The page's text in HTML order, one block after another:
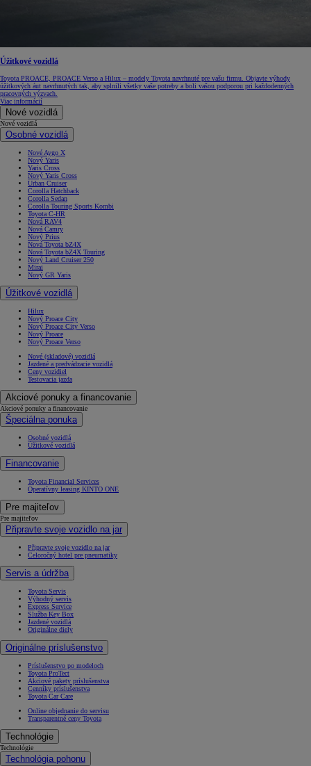
Úžitkové vozidlá
Toyota PROACE, PROACE Verso a Hilux – modely Toyota navrhnuté pre vašu firmu. Objavte výhody
úžitkových áut navrhnutých tak, aby splnili všetky vaše potreby a boli vašou podporou pri každodenných
pracovných výzvach.
Viac informácií
Nové vozidlá
Nové vozidlá
Osobné vozidlá
Nové Aygo X
Nový Yaris
Yaris Cross
Nový Yaris Cross
Urban Cruiser
Corolla Hatchback
Corolla Sedan
Corolla Touring Sports Kombi
Toyota C-HR
Nová RAV4
Nová Camry
Nový Prius
Nová Toyota bZ4X
Nová Toyota bZ4X Touring
Nový Land Cruiser 250
Mirai
Nový GR Yaris
Úžitkové vozidlá
Hilux
Nový Proace City
Nový Proace City Verso
Nový Proace
Nový Proace Verso
Nové (skladové) vozidlá
Jazdené a predvádzacie vozidlá
Ceny vozidiel
Testovacia jazda
Akciové ponuky a financovanie
Akciové ponuky a financovanie
Špeciálna ponuka
Osobné vozidlá
Úžitkové vozidlá
Financovanie
Toyota Financial Services
Operatívny leasing KINTO ONE
Pre majiteľov
Pre majiteľov
Připravte svoje vozidlo na jar
Připravte svoje vozidlo na jar
Celoročný hotel pre pneumatiky
Servis a údržba
Toyota Servis
Výhodný servis
Express Service
Služba Key Box
Jazdené vozidlá
Originálne diely
Originálne príslušenstvo
Príslušenstvo po modeloch
Toyota ProTect
Akciové pakety príslušenstva
Cenníky príslušenstva
Toyota Car Care
Online objednanie do servisu
Transparentné ceny Toyota
Technológie
Technológie
Technológia pohonu